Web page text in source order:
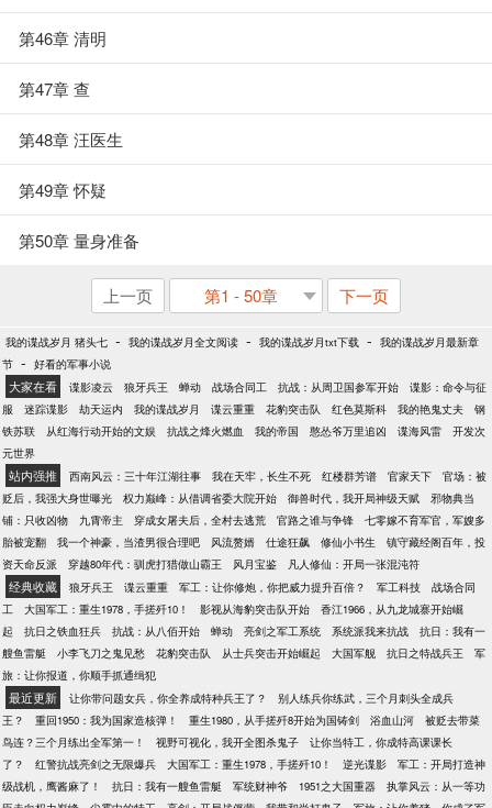
第46章 清明
第47章 查
第48章 汪医生
第49章 怀疑
第50章 量身准备
上一页 第1 - 50章 下一页
我的谍战岁月 猪头七 - 我的谍战岁月全文阅读 - 我的谍战岁月txt下载 - 我的谍战岁月最新章
节 - 好看的军事小说
大家在看 谍影凌云 狼牙兵王 蝉动 战场合同工 抗战：从周卫国参军开始
谍影：命令与征
服
迷踪谍影 劫天运内 我的谍战岁月 谍云重重 花豹突击队 红色莫斯科 我的艳鬼丈夫
钢
铁苏联
从红海行动开始的文娱 抗战之烽火燃血 我的帝国 憨怂爷万里追凶 谍海风雷
开发次
元世界
站内强推 西南风云：三十年江湖往事 我在天牢，长生不死 红楼群芳谱 官家天下
官场：被
贬后，我强大身世曝光
权力巅峰：从借调省委大院开始 御兽时代，我开局神级天赋
邪物典当
铺：只收凶物
九霄帝主 穿成女屠夫后，全村去逃荒 官路之谁与争锋
七零嫁不育军官，军嫂多
胎被宠翻
我一个神豪，当渣男很合理吧 风流赘婿 仕途狂飙 修仙小书生
镇守藏经阁百年，投
资天命反派
穿越80年代：驯虎打猎做山霸王 风月宝鉴 凡人修仙：开局一张混沌符
经典收藏 狼牙兵王 谍云重重 军工：让你修炮，你把威力提升百倍？ 军工科技
战场合同
工
大国军工：重生1978，手搓歼10！ 影视从海豹突击队开始
香江1966，从九龙城寨开始崛
起
抗日之铁血狂兵 抗战：从八佰开始 蝉动 亮剑之军工系统 系统派我来抗战
抗日：我有一
艘鱼雷艇
小李飞刀之鬼见愁 花豹突击队 从士兵突击开始崛起 大国军舰 抗日之特战兵王
军
旅：让你报道，你顺手抓通缉犯
最近更新 让你带问题女兵，你全养成特种兵王了？
别人练兵你练武，三个月刺头全成兵
王？
重回1950：我为国家造核弹！ 重生1980，从手搓歼8开始为国铸剑 浴血山河
被贬去带菜
鸟连？三个月练出全军第一！
视野可视化，我开全图杀鬼子
让你当特工，你成特高课课长
了？
红警抗战亮剑之无限爆兵 大国军工：重生1978，手搓歼10！ 逆光谍影
军工：开局打造神
级战机，鹰酱麻了！
抗日：我有一艘鱼雷艇 军统财神爷 1951之大国重器
执掌风云：从一等功